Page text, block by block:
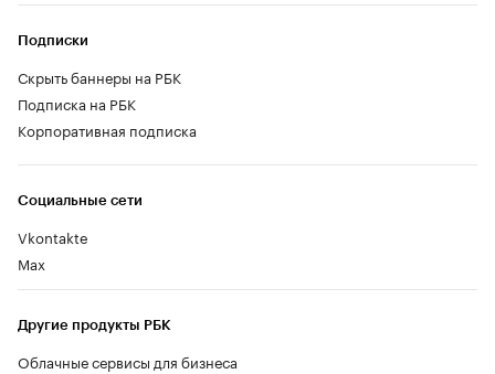
Социальные сети
Vkontakte
Max
Другие продукты РБК
Облачные сервисы для бизнеса
Подписки
Скрыть баннеры на РБК
Подписка на РБК
Корпоративная подписка